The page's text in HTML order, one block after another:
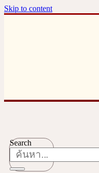
Skip to content
Search